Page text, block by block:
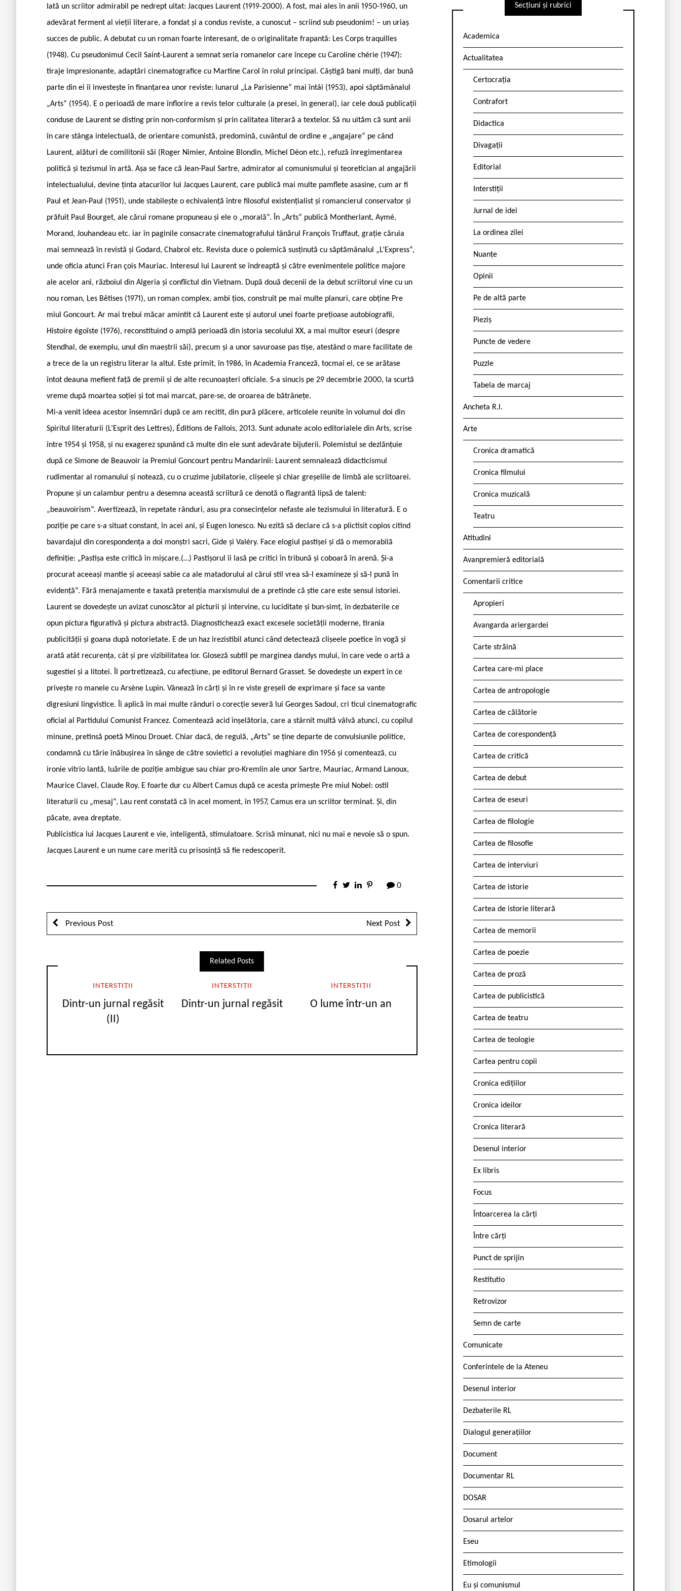
Iată un scriitor admirabil pe nedrept uitat: Jacques Laurent (1919-2000). A fost, mai ales în anii 1950-1960, un
adevărat ferment al vieții literare, a fondat și a condus reviste, a cunoscut – scriind sub pseudonim! – un uriaș
succes de public. A debutat cu un roman foarte interesant, de o originalitate frapantă: Les Corps traquilles
(1948). Cu pseudonimul Cecil Saint-Laurent a semnat seria romanelor care începe cu Caroline chérie (1947):
tiraje impresionante, adaptări cinematografice cu Martine Carol în rolul principal. Câștigă bani mulți, dar bună
parte din ei îi investește în finanțarea unor reviste: lunarul „La Parisienne“ mai întâi (1953), apoi săptămânalul
„Arts“ (1954). E o perioadă de mare înflorire a revis telor culturale (a presei, în general), iar cele două publicații
conduse de Laurent se disting prin non-conformism și prin calitatea literară a textelor. Să nu uităm că sunt anii
în care stânga intelectuală, de orientare comunistă, predomină, cuvântul de ordine e „angajare“ pe când
Laurent, alături de comilitonii săi (Roger Nimier, Antoine Blondin, Michel Déon etc.), refuză înregimentarea
politică și tezismul în artă. Așa se face că Jean-Paul Sartre, admirator al comunismului și teoretician al angajării
intelectualului, devine ținta atacurilor lui Jacques Laurent, care publică mai multe pamflete asasine, cum ar fi
Paul et Jean-Paul (1951), unde stabilește o echivalență între filosoful existențialist și romancierul conservator și
prăfuit Paul Bourget, ale cărui romane propuneau și ele o „morală“. În „Arts“ publică Montherlant, Aymé,
Morand, Jouhandeau etc. iar în paginile consacrate cinematografului tânărul François Truffaut, grație căruia
mai semnează în revistă și Godard, Chabrol etc. Revista duce o polemică susținută cu săptămânalul „L’Express“,
unde oficia atunci Fran çois Mauriac. Interesul lui Laurent se îndreaptă și către evenimentele politice majore
ale acelor ani, războiul din Algeria și conflictul din Vietnam. După două decenii de la debut scriitorul vine cu un
nou roman, Les Bêtises (1971), un roman complex, ambi țios, construit pe mai multe planuri, care obține Pre
miul Goncourt. Ar mai trebui măcar amintit că Laurent este și autorul unei foarte prețioase autobiografii,
Histoire égoïste (1976), reconstituind o amplă perioadă din istoria secolului XX, a mai multor eseuri (despre
Stendhal, de exemplu, unul din maeștrii săi), precum și a unor savuroase pas tișe, atestând o mare facilitate de
a trece de la un registru literar la altul. Este primit, în 1986, în Academia Franceză, tocmai el, ce se arătase
întot deauna mefient față de premii și de alte recunoașteri oficiale. S-a sinucis pe 29 decembrie 2000, la scurtă
vreme după moartea soției și tot mai marcat, pare-se, de oroarea de bătrânețe.
Mi-a venit ideea acestor însemnări după ce am recitit, din pură plăcere, articolele reunite în volumul doi din
Spiritul literaturii (L’Esprit des Lettres), Éditions de Fallois, 2013. Sunt adunate acolo editorialele din Arts, scrise
între 1954 și 1958, și nu exagerez spunând că multe din ele sunt adevărate bijuterii. Polemistul se dezlănțuie
după ce Simone de Beauvoir ia Premiul Goncourt pentru Mandarinii: Laurent semnalează didacticismul
rudimentar al romanului și notează, cu o cruzime jubilatorie, clișeele și chiar greșelile de limbă ale scriitoarei.
Propune și un calambur pentru a desemna această scriitură ce denotă o flagrantă lipsă de talent:
„beauvoirism“. Avertizează, în repetate rânduri, asu pra consecințelor nefaste ale tezismului în literatură. E o
poziție pe care s-a situat constant, în acei ani, și Eugen Ionesco. Nu ezită să declare că s-a plictisit copios citind
bavardajul din corespondența a doi monștri sacri, Gide și Valéry. Face elogiul pastișei și dă o memorabilă
definiție: „Pastișa este critică în mișcare.(…) Pastișorul îi lasă pe critici în tribună și coboară în arenă. Și-a
procurat aceeași mantie și aceeași sabie ca ale matadorului al cărui stil vrea să-l examineze și să-l pună în
evidență“. Fără menajamente e taxată pretenția marxismului de a pretinde că știe care este sensul istoriei.
Laurent se dovedește un avizat cunoscător al picturii și intervine, cu luciditate și bun-simț, în dezbaterile ce
opun pictura figurativă și pictura abstractă. Diagnostichează exact excesele societății moderne, tirania
publicității și goana după notorietate. E de un haz irezistibil atunci când detectează clișeele poetice în vogă și
arată atât recurența, cât și pre vizibilitatea lor. Gloseză subtil pe marginea dandys mului, în care vede o artă a
sugestiei și a litotei. Îl portretizează, cu afecțiune, pe editorul Bernard Grasset. Se dovedește un expert în ce
privește ro manele cu Arsène Lupin. Vânează în cărți și în re viste greșeli de exprimare și face sa vante
digresiuni lingvistice. Îi aplică în mai multe rânduri o corecție severă lui Georges Sadoul, cri ticul cinematografic
oficial al Partidului Comunist Francez. Comentează acid înșelătoria, care a stârnit multă vâlvă atunci, cu copilul
minune, pretinsă poetă Minou Drouet. Chiar dacă, de regulă, „Arts“ se ține departe de convulsiunile politice,
condamnă cu tărie înăbușirea în sânge de către sovietici a revoluției maghiare din 1956 și comentează, cu
ironie vitrio lantă, luările de poziție ambigue sau chiar pro-Kremlin ale unor Sartre, Mauriac, Armand Lanoux,
Maurice Clavel, Claude Roy. E foarte dur cu Albert Camus după ce acesta primește Pre miul Nobel: ostil
literaturii cu „mesaj“, Lau rent constată că în acel moment, în 1957, Camus era un scriitor terminat. Și, din
păcate, avea dreptate.
Publicistica lui Jacques Laurent e vie, inteligentă, stimulatoare. Scrisă minunat, nici nu mai e nevoie să o spun.
Jacques Laurent e un nume care merită cu prisosință să fie redescoperit.
0
Previous Post Next Post
Related Posts
INTERSTIȚII
Dintr-un jurnal regăsit
(II)
INTERSTIȚII
Dintr-un jurnal regăsit
INTERSTIȚII
O lume într-un an
Secțiuni și rubrici
Academica
Actualitatea
Certocrația
Contrafort
Didactica
Divagații
Editorial
Interstiții
Jurnal de idei
La ordinea zilei
Nuanțe
Opinii
Pe de altă parte
Pieziș
Puncte de vedere
Puzzle
Tabela de marcaj
Ancheta R.l.
Arte
Cronica dramatică
Cronica filmului
Cronica muzicală
Teatru
Atitudini
Avanpremieră editorială
Comentarii critice
Apropieri
Avangarda ariergardei
Carte străină
Cartea care-mi place
Cartea de antropologie
Cartea de călătorie
Cartea de corespondență
Cartea de critică
Cartea de debut
Cartea de eseuri
Cartea de filologie
Cartea de filosofie
Cartea de interviuri
Cartea de istorie
Cartea de istorie literară
Cartea de memorii
Cartea de poezie
Cartea de proză
Cartea de publicistică
Cartea de teatru
Cartea de teologie
Cartea pentru copii
Cronica edițiilor
Cronica ideilor
Cronica literară
Desenul interior
Ex libris
Focus
Întoarcerea la cărți
Între cărți
Punct de sprijin
Restitutio
Retrovizor
Semn de carte
Comunicate
Conferintele de la Ateneu
Desenul interior
Dezbaterile RL
Dialogul generațiilor
Document
Documentar RL
DOSAR
Dosarul artelor
Eseu
Etimologii
Eu și comunismul